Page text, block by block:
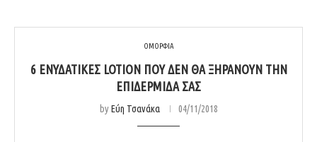
ΟΜΟΡΦΙΑ
6 ΕΝΥΔΑΤΙΚΈΣ LOTION ΠΟΥ ΔΕΝ ΘΑ ΞΗΡΆΝΟΥΝ ΤΗΝ
ΕΠΙΔΕΡΜΊΔΑ ΣΑΣ
byΕύη Τσανάκα 04/11/2018